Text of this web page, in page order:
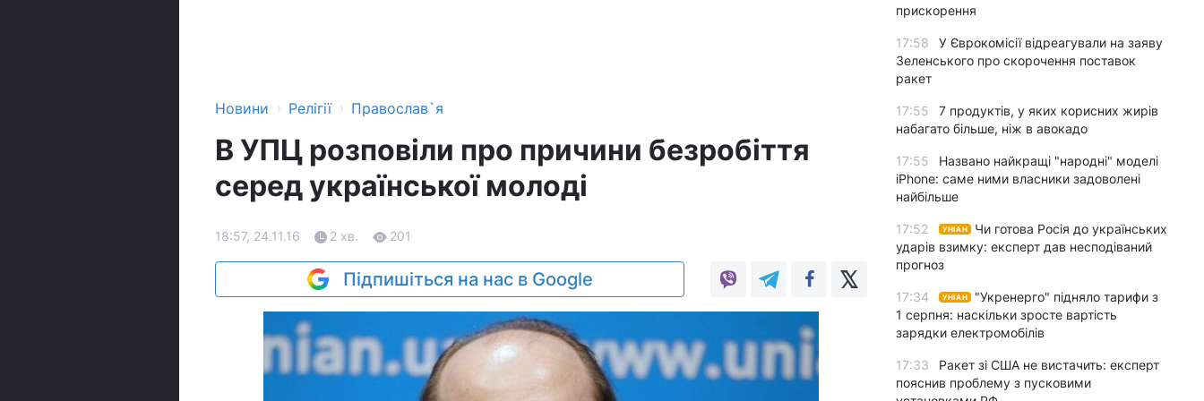
Новини › Релігії › Православ`я
В УПЦ розповіли про причини безробіття
серед української молоді
18:57, 24.11.16 2 хв. 201
Підпишіться на нас в Google
прискорення
17:58
У Єврокомісії відреагували на заяву
Зеленського про скорочення поставок
ракет
17:55
7 продуктів, у яких корисних жирів
набагато більше, ніж в авокадо
17:55
Названо найкращі "народні" моделі
iPhone: саме ними власники задоволені
найбільше
17:52 УНІАН
Чи готова Росія до українських
ударів взимку: експерт дав несподіваний
прогноз
17:34 УНІАН
"Укренерго" підняло тарифи з
1 серпня: наскільки зросте вартість
зарядки електромобілів
17:33
Ракет зі США не вистачить: експерт
пояснив проблему з пусковими